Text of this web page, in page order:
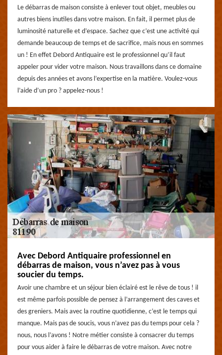
Le débarras de maison consiste à enlever tout objet, meubles ou
autres biens inutiles dans votre maison. En fait, il permet plus de
luminosité naturelle et d’espace. Sachez que c’est une activité qui
demande beaucoup de temps et de sacrifice, mais nous en sommes
un ! En effet Debord Antiquaire est le professionnel qu’il faut
appeler pour vider votre maison. Nous travaillons dans ce domaine
depuis des années et avons l’expertise en la matière. Voulez-vous
l’aide d’un pro ? appelez-nous !
Avec Debord Antiquaire professionnel en
débarras de maison, vous n’avez pas à vous
soucier du temps.
Avoir une chambre et un séjour bien éclairé est le rêve de tous ! il
est même parfois possible de pensez à l’arrangement des caves et
des greniers. Mais avec la routine quotidienne, c’est le temps qui
manque. Mais pas de soucis, vous n’avez pas du temps pour cela ?
nous, nous l’avons ! Notre métier consiste à consacrer du temps
pour vous aider à faire le débarras de votre maison. Avec notre